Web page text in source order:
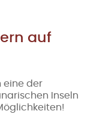
auf
eine der
Inseln